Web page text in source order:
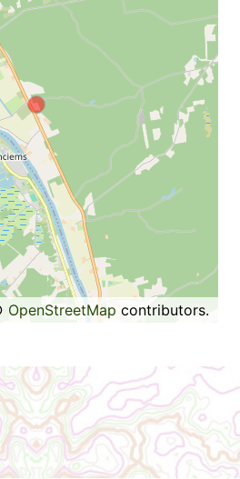
OpenStreetMap contributors.